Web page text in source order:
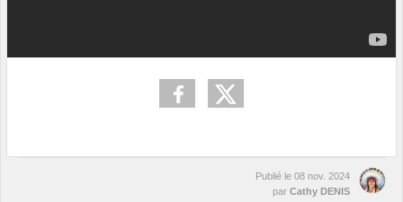
Publié le 08 nov. 2024
par Cathy DENIS